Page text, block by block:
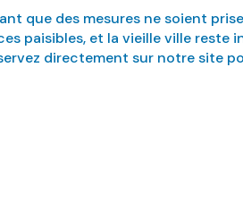
que des mesures ne soient
paisibles, et la vieille ville reste
directement sur notre site